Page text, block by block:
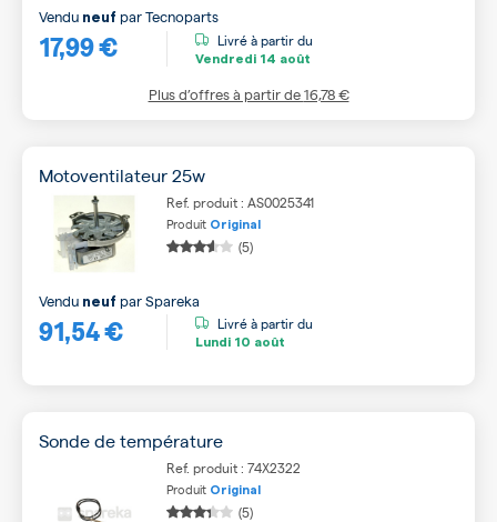
17,99 €
Vendu neuf parTecnoparts
Livré à partir du
Vendredi 14 août
Plus d’offres à partir de16,78 €
Motoventilateur 25w
Ref. produit : AS0025341
Produit Original
(5)
91,54 €
Vendu neuf parSpareka
Livré à partir du
Lundi 10 août
Sonde de température
Ref. produit : 74X2322
Produit Original
(5)